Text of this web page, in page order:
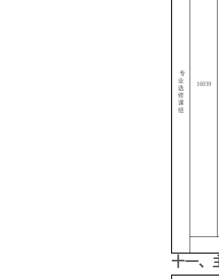
专
业
选
修
课
组
16039
十一、